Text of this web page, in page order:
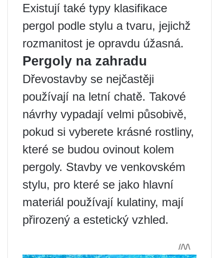
Existují také typy klasifikace
pergol podle stylu a tvaru, jejichž
rozmanitost je opravdu úžasná.
Pergoly na zahradu
Dřevostavby se nejčastěji
používají na letní chatě. Takové
návrhy vypadají velmi působivě,
pokud si vyberete krásné rostliny,
které se budou ovinout kolem
pergoly. Stavby ve venkovském
stylu, pro které se jako hlavní
materiál používají kulatiny, mají
přirozený a estetický vzhled.